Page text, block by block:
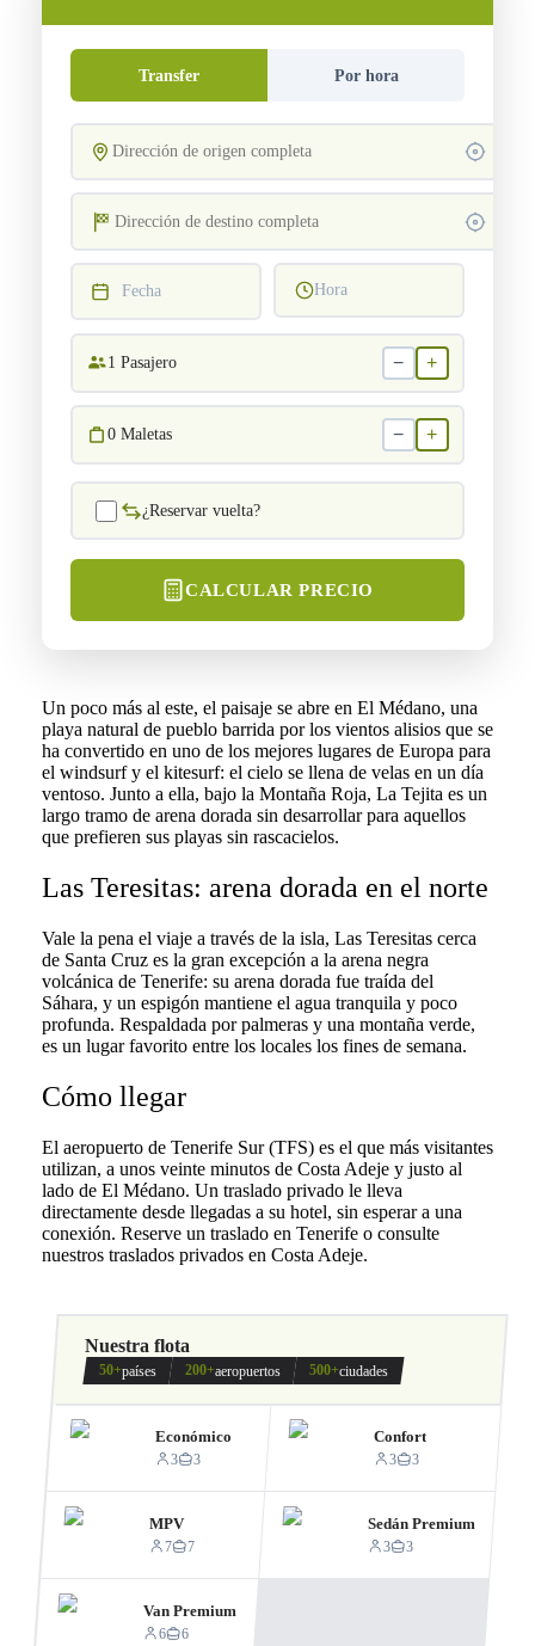
Transfer Por hora
Fecha Hora
1 Pasajero − +
0 Maletas − +
¿Reservar vuelta?
CALCULAR PRECIO
Un poco más al este, el paisaje se abre en El Médano, una
playa natural de pueblo barrida por los vientos alisios que se
ha convertido en uno de los mejores lugares de Europa para
el windsurf y el kitesurf: el cielo se llena de velas en un día
ventoso. Junto a ella, bajo la Montaña Roja, La Tejita es un
largo tramo de arena dorada sin desarrollar para aquellos
que prefieren sus playas sin rascacielos.
Las Teresitas: arena dorada en el norte
Vale la pena el viaje a través de la isla, Las Teresitas cerca
de Santa Cruz es la gran excepción a la arena negra
volcánica de Tenerife: su arena dorada fue traída del
Sáhara, y un espigón mantiene el agua tranquila y poco
profunda. Respaldada por palmeras y una montaña verde,
es un lugar favorito entre los locales los fines de semana.
Cómo llegar
El aeropuerto de Tenerife Sur (TFS) es el que más visitantes
utilizan, a unos veinte minutos de Costa Adeje y justo al
lado de El Médano. Un traslado privado le lleva
directamente desde llegadas a su hotel, sin esperar a una
conexión. Reserve un traslado en Tenerife o consulte
nuestros traslados privados en Costa Adeje.
Nuestra flota
50+países 200+aeropuertos 500+ciudades
Económico
3 3
Confort
3 3
MPV
7 7
Sedán Premium
3 3
Van Premium
6 6